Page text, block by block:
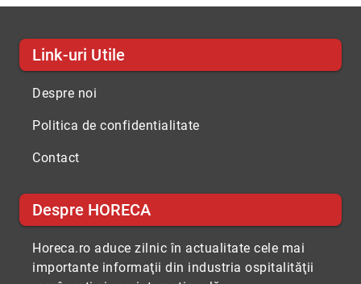
Link-uri Utile
Despre noi
Politica de confidentialitate
Contact
Despre HORECA
Horeca.ro aduce zilnic în actualitate cele mai
importante informaţii din industria ospitalităţii